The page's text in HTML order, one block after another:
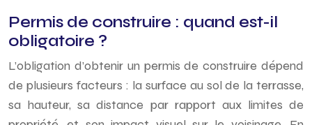
Permis de construire : quand est-il
obligatoire ?
L’obligation d’obtenir un permis de construire dépend
de plusieurs facteurs : la surface au sol de la terrasse,
sa hauteur, sa distance par rapport aux limites de